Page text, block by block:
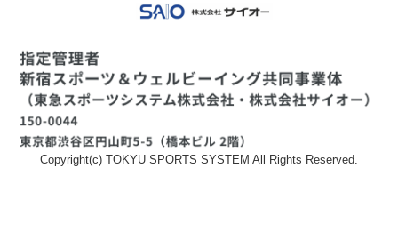
Copyright(c) TOKYU SPORTS SYSTEM All Rights Reserved.